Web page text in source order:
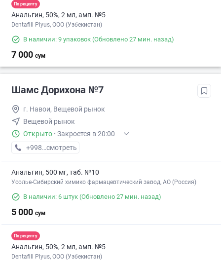
По рецепту
Анальгин, 50%, 2 мл, амп. №5
Dentafill Plyus, ООО (Узбекистан)
В наличии: 9 упаковок (Обновлено 27 мин. назад)
7 000 сум
Шамс Дорихона №7
г. Навои, Вещевой рынок
Вещевой рынок
Открыто · Закроется в 20:00
+998 (79) XXX-XX-XX
смотреть
Анальгин, 500 мг, таб. №10
Усолье-Сибирский химико фармацевтический завод, АО (Россия)
В наличии: 6 штук (Обновлено 27 мин. назад)
5 000 сум
По рецепту
Анальгин, 50%, 2 мл, амп. №5
Dentafill Plyus, ООО (Узбекистан)